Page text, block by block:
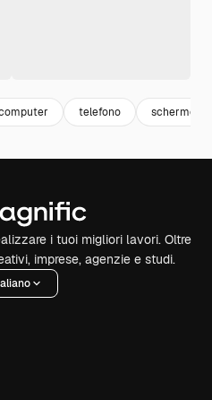
telefono schermo
i tuoi migliori lavori. Oltre
imprese, agenzie e studi.